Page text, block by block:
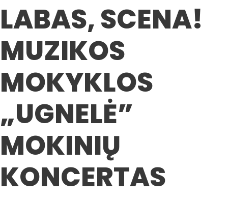
LABAS, SCENA!
MUZIKOS
MOKYKLOS
„UGNELĖ”
MOKINIŲ
KONCERTAS